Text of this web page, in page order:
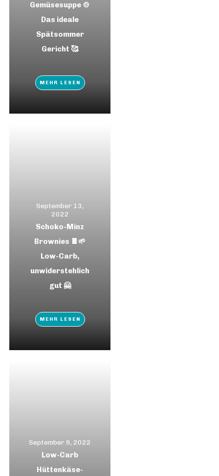
Gemüsesuppe 🍲
Das ideale
Spätsommer
Gericht 🥰
MEHR LESEN
September 13,
2022
Schoko-Minz
Brownies 🍫🌱
Low-Carb,
unwiderstehlich
gut 🤗
MEHR LESEN
September 9, 2022
Low-Carb
Hüttenkäse-